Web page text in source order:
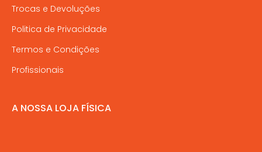
Trocas e Devoluções
Politica de Privacidade
Termos e Condições
Profissionais
A NOSSA LOJA FÍSICA